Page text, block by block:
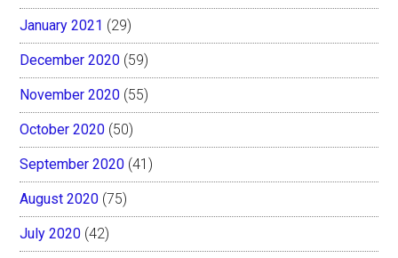
January 2021 (29)
December 2020 (59)
November 2020 (55)
October 2020 (50)
September 2020 (41)
August 2020 (75)
July 2020 (42)